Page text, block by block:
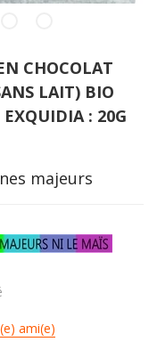
CHOCOLAT
LAIT) BIO
EXQUIDIA : 20G
majeurs
ami(e)